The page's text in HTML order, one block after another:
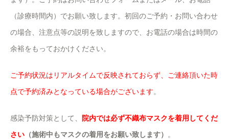
（診療時間内）でお願い致します。初回のご予約・お問い合わせ
の場合、注意点等の説明を致しますので、お電話の場合は時間の
余裕をもっておかけください。
ご予約状況はリアルタイムで反映されておらず、ご連絡頂いた時
点で予約済みとなっている場合がございます。
感染予防対策として、
院内では必ず不織布マスクを着用してくだ
さい （施術中もマスクの着用をお願い致します） 。